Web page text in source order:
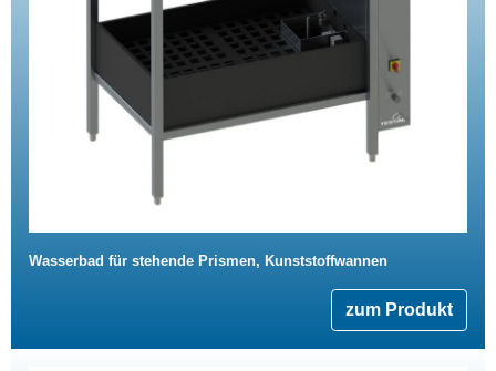
Wasserbad für stehende Prismen, Kunststoffwannen
zum Produkt